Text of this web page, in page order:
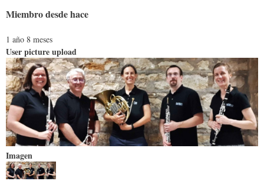
Miembro desde hace
1 año 8 meses
User picture upload
Imagen